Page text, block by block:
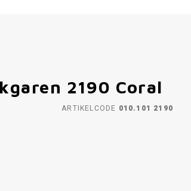
2190 Coral
ARTIKELCODE 010.101 2190